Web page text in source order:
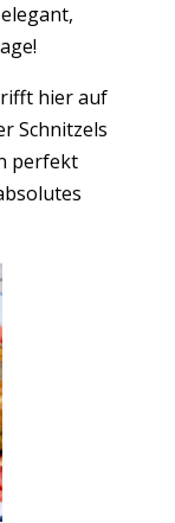
hier auf
Schnitzels
perfekt